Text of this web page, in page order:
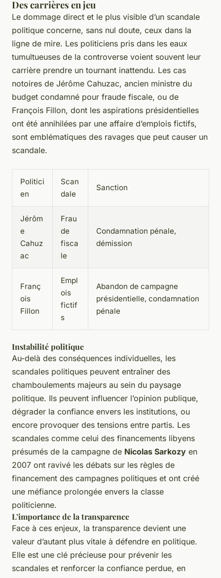
Des carrières en jeu
Le dommage direct et le plus visible d’un scandale
politique concerne, sans nul doute, ceux dans la
ligne de mire. Les politiciens pris dans les eaux
tumultueuses de la controverse voient souvent leur
carrière prendre un tournant inattendu. Les cas
notoires de Jérôme Cahuzac, ancien ministre du
budget condamné pour fraude fiscale, ou de
François Fillon, dont les aspirations présidentielles
ont été annihilées par une affaire d’emplois fictifs,
sont emblématiques des ravages que peut causer un
scandale.
Politici
en
Scan
dale
Sanction
Jérôm
e
Cahuz
ac
Frau
de
fisca
le
Condamnation pénale,
démission
Franç
ois
Fillon
Empl
ois
fictif
s
Abandon de campagne
présidentielle, condamnation
pénale
Instabilité politique
Au-delà des conséquences individuelles, les
scandales politiques peuvent entraîner des
chamboulements majeurs au sein du paysage
politique. Ils peuvent influencer l’opinion publique,
dégrader la confiance envers les institutions, ou
encore provoquer des tensions entre partis. Les
scandales comme celui des financements libyens
présumés de la campagne de Nicolas Sarkozy en
2007 ont ravivé les débats sur les règles de
financement des campagnes politiques et ont créé
une méfiance prolongée envers la classe
politicienne.
L’importance de la transparence
Face à ces enjeux, la transparence devient une
valeur d’autant plus vitale à défendre en politique.
Elle est une clé précieuse pour prévenir les
scandales et renforcer la confiance perdue, en